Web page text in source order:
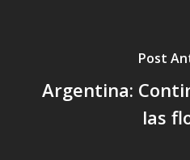
Post
Argentina:
las